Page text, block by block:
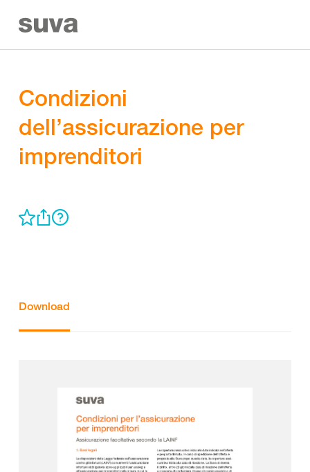
Condizioni
dell’assicurazione per
imprenditori
Download